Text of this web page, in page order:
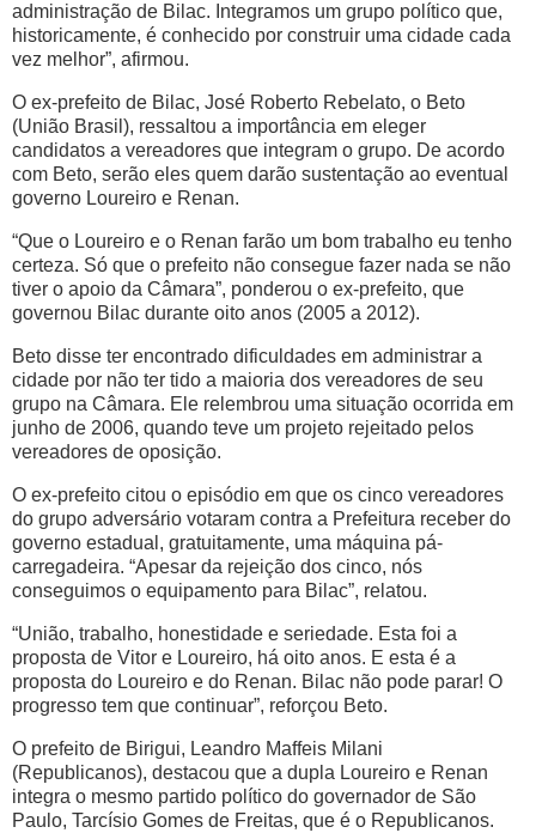
administração de Bilac. Integramos um grupo político que,
historicamente, é conhecido por construir uma cidade cada
vez melhor”, afirmou.
O ex-prefeito de Bilac, José Roberto Rebelato, o Beto
(União Brasil), ressaltou a importância em eleger
candidatos a vereadores que integram o grupo. De acordo
com Beto, serão eles quem darão sustentação ao eventual
governo Loureiro e Renan.
“Que o Loureiro e o Renan farão um bom trabalho eu tenho
certeza. Só que o prefeito não consegue fazer nada se não
tiver o apoio da Câmara”, ponderou o ex-prefeito, que
governou Bilac durante oito anos (2005 a 2012).
Beto disse ter encontrado dificuldades em administrar a
cidade por não ter tido a maioria dos vereadores de seu
grupo na Câmara. Ele relembrou uma situação ocorrida em
junho de 2006, quando teve um projeto rejeitado pelos
vereadores de oposição.
O ex-prefeito citou o episódio em que os cinco vereadores
do grupo adversário votaram contra a Prefeitura receber do
governo estadual, gratuitamente, uma máquina pá-
carregadeira. “Apesar da rejeição dos cinco, nós
conseguimos o equipamento para Bilac”, relatou.
“União, trabalho, honestidade e seriedade. Esta foi a
proposta de Vitor e Loureiro, há oito anos. E esta é a
proposta do Loureiro e do Renan. Bilac não pode parar! O
progresso tem que continuar”, reforçou Beto.
O prefeito de Birigui, Leandro Maffeis Milani
(Republicanos), destacou que a dupla Loureiro e Renan
integra o mesmo partido político do governador de São
Paulo, Tarcísio Gomes de Freitas, que é o Republicanos.